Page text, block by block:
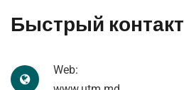
Быстрый контакт
Web: